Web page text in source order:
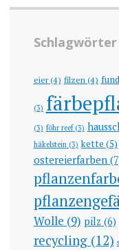
Schlagwörter
eier(4) filzen (4)
(3)
(3) föhr reef(3)
häkelstein (3) kette (5)
ostereierfarben
Wolle (9) pilz (6)
recycling(12)